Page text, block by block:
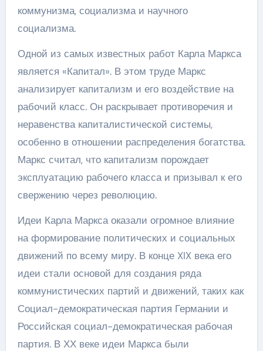
коммунизма, социализма и научного
социализма.
Одной из самых известных работ Карла Маркса
является «Капитал». В этом труде Маркс
анализирует капитализм и его воздействие на
рабочий класс. Он раскрывает противоречия и
неравенства капиталистической системы,
особенно в отношении распределения богатства.
Маркс считал, что капитализм порождает
эксплуатацию рабочего класса и призывал к его
свержению через революцию.
Идеи Карла Маркса оказали огромное влияние
на формирование политических и социальных
движений по всему миру. В конце XIX века его
идеи стали основой для создания ряда
коммунистических партий и движений, таких как
Социал-демократическая партия Германии и
Российская социал-демократическая рабочая
партия. В ХХ веке идеи Маркса были